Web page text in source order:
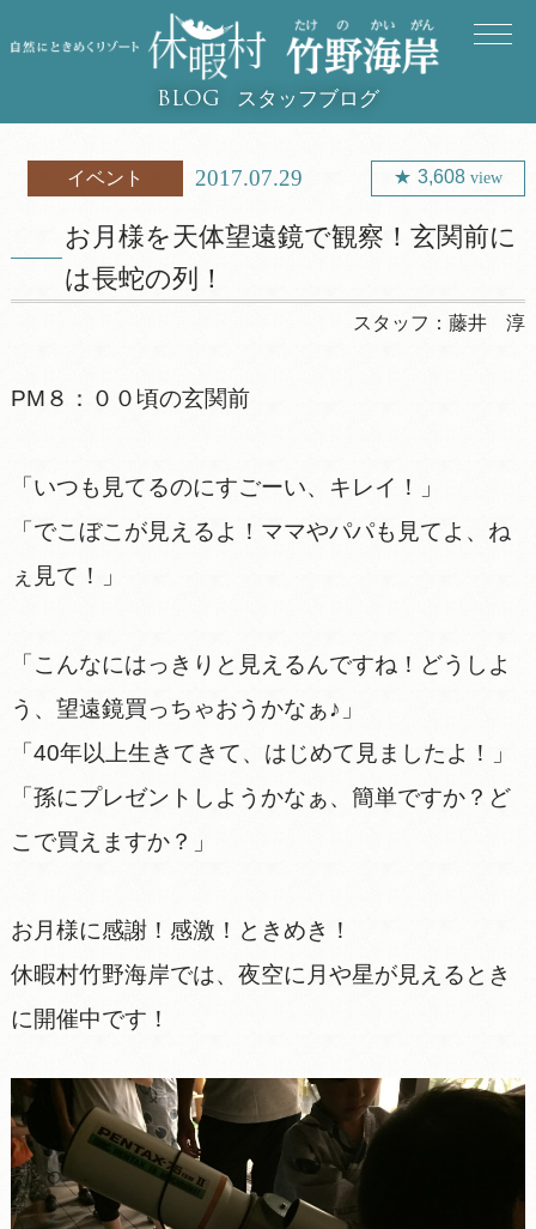
BLOG スタッフブログ
イベント 2017.07.29 3,608view
お月様を天体望遠鏡で観察！玄関前に
は長蛇の列！
スタッフ：藤井 淳
PM８：００頃の玄関前
「いつも見てるのにすごーい、キレイ！」
「でこぼこが見えるよ！ママやパパも見てよ、ね
ぇ見て！」
「こんなにはっきりと見えるんですね！どうしよ
う、望遠鏡買っちゃおうかなぁ♪」
「40年以上生きてきて、はじめて見ましたよ！」
「孫にプレゼントしようかなぁ、簡単ですか？ど
こで買えますか？」
お月様に感謝！感激！ときめき！
休暇村竹野海岸では、夜空に月や星が見えるとき
に開催中です！